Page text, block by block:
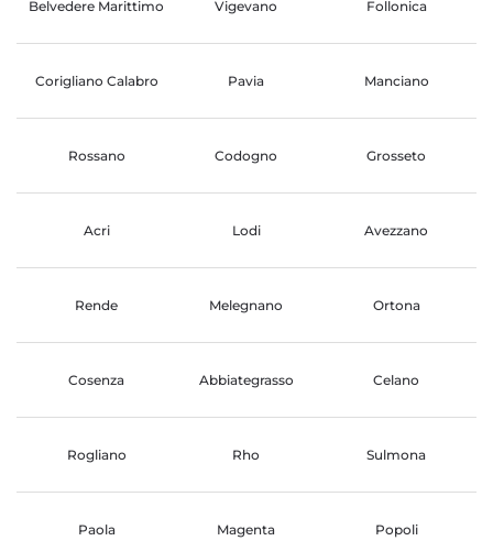
Belvedere Marittimo Vigevano Follonica
Corigliano Calabro Pavia Manciano
Rossano Codogno Grosseto
Acri Lodi Avezzano
Rende Melegnano Ortona
Cosenza Abbiategrasso Celano
Rogliano Rho Sulmona
Paola Magenta Popoli